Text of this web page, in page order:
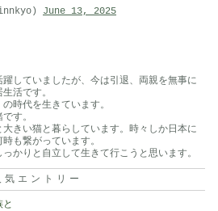
グ
June 13, 2025
していましたが、今は引退、両親を無事に
活です。
時代を生きています。
す。
きい猫と暮らしています。時々しか日本に
も繋がっています。
かりと自立して生きて行こうと思います。
気エントリー
と